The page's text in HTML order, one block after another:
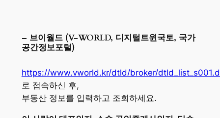
– 브이월드 (V-WORLD, 디지털트윈국토, 국가
공간정보포털)
https://www.vworld.kr/dtld/broker/
로 접속하신 후,
부동산 정보를 입력하고 조회하세요.